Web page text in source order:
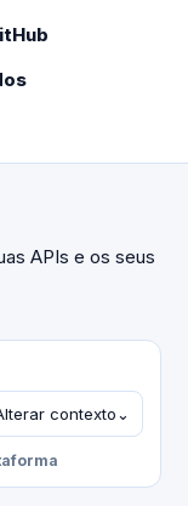
APIs e os seus
de
contexto⌄